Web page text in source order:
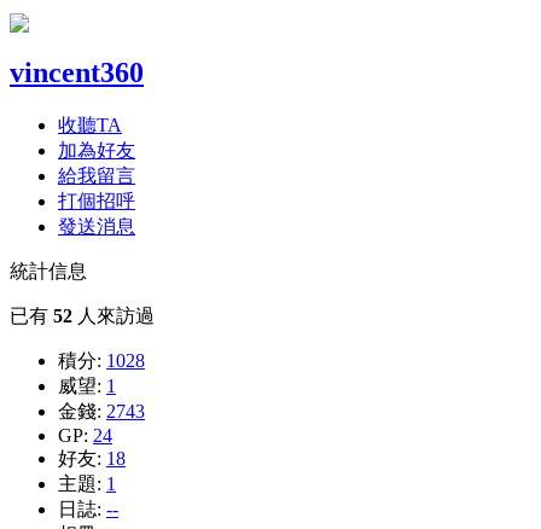
vincent360
收聽TA
加為好友
給我留言
打個招呼
發送消息
統計信息
已有 52 人來訪過
積分: 1028
威望: 1
金錢: 2743
GP: 24
好友: 18
主題: 1
日誌: --